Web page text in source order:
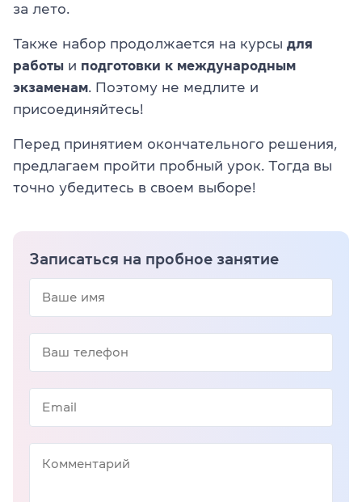
за лето.
Также набор продолжается на курсы для
работы и подготовки к международным
экзаменам. Поэтому не медлите и
присоединяйтесь!
Перед принятием окончательного решения,
предлагаем пройти пробный урок. Тогда вы
точно убедитесь в своем выборе!
Записаться на пробное занятие